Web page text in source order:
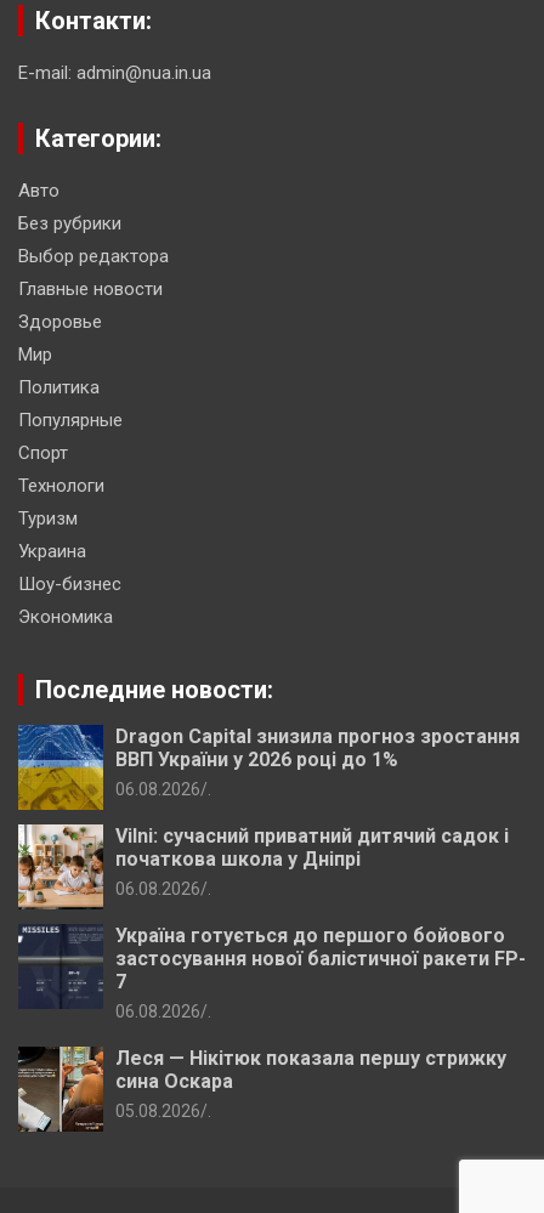
Контакти:
E-mail: admin@nua.in.ua
Категории:
Авто
Без рубрики
Выбор редактора
Главные новости
Здоровье
Мир
Политика
Популярные
Спорт
Технологи
Туризм
Украина
Шоу-бизнес
Экономика
Последние новости:
Dragon Capital знизила прогноз зростання
ВВП України у 2026 році до 1%
06.08.2026
Vilni: сучасний приватний дитячий садок і
початкова школа у Дніпрі
06.08.2026
Україна готується до першого бойового
застосування нової балістичної ракети FP-
7
06.08.2026
Леся — Нікітюк показала першу стрижку
сина Оскара
05.08.2026